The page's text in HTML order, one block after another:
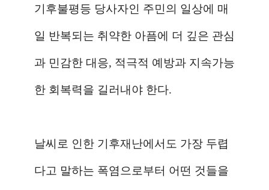
기후불평등 당사자인 주민의 일상에 매
일 반복되는 취약한 아픔에 더 깊은 관심
과 민감한 대응, 적극적 예방과 지속가능
한 회복력을 길러내야 한다.
날씨로 인한 기후재난에서도 가장 두렵
다고 말하는 폭염으로부터 어떤 것들을